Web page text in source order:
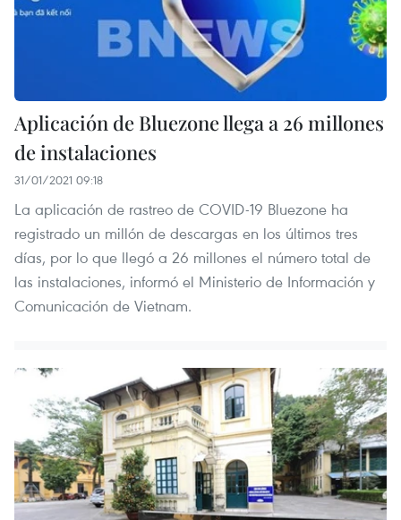
Aplicación de Bluezone llega a 26 millones
de instalaciones
31/01/2021 09:18
La aplicación de rastreo de COVID-19 Bluezone ha
registrado un millón de descargas en los últimos tres
días, por lo que llegó a 26 millones el número total de
las instalaciones, informó el Ministerio de Información y
Comunicación de Vietnam.